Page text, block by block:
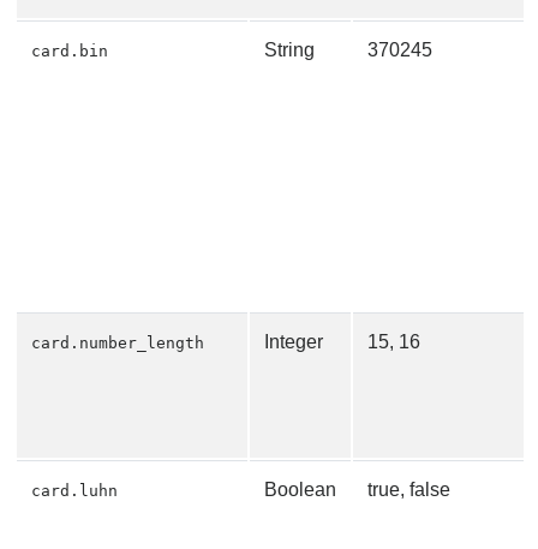
card.bin String 370245
card.number_length Integer 15, 16
card.luhn Boolean true, false